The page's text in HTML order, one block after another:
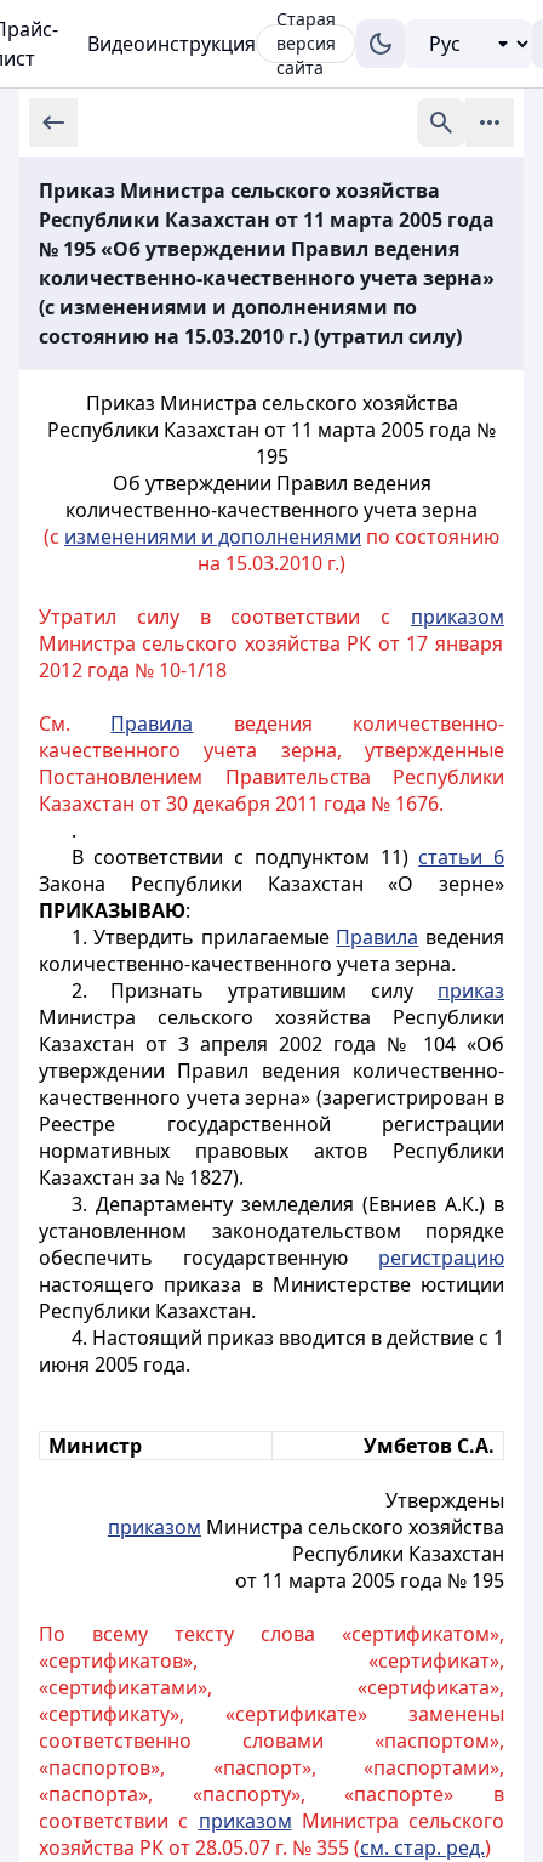
Видеоинструкция
Старая
версия
сайта
Приказ Министра сельского хозяйства
Республики Казахстан от 11 марта 2005 года
№ 195 «Об утверждении Правил ведения
количественно-качественного учета зерна»
(с изменениями и дополнениями по
состоянию на 15.03.2010 г.) (утратил силу)
Приказ Министра сельского хозяйства
Республики Казахстан от 11 марта 2005 года №
195
Об утверждении Правил ведения
количественно-качественного учета зерна
(с изменениями и дополнениями по состоянию
на 15.03.2010 г.)
Утратил силу в соответствии с приказом
Министра сельского хозяйства РК от 17 января
2012 года № 10-1/18
См. Правила ведения количественно-
качественного учета зерна, утвержденные
Постановлением Правительства Республики
Казахстан от 30 декабря 2011 года № 1676.
.
В соответствии с подпунктом 11) статьи 6
Закона Республики Казахстан «О зерне»
ПРИКАЗЫВАЮ:
1. Утвердить прилагаемые Правила ведения
количественно-качественного учета зерна.
2. Признать утратившим силу приказ
Министра сельского хозяйства Республики
Казахстан от 3 апреля 2002 года № 104 «Об
утверждении Правил ведения количественно-
качественного учета зерна» (зарегистрирован в
Реестре государственной регистрации
нормативных правовых актов Республики
Казахстан за № 1827).
3. Департаменту земледелия (Евниев А.К.) в
установленном законодательством порядке
обеспечить государственную регистрацию
настоящего приказа в Министерстве юстиции
Республики Казахстан.
4. Настоящий приказ вводится в действие с 1
июня 2005 года.
Министр Умбетов С.А.
Утверждены
приказом Министра сельского хозяйства
Республики Казахстан
от 11 марта 2005 года № 195
По всему тексту слова «сертификатом»,
«сертификатов», «сертификат»,
«сертификатами», «сертификата»,
«сертификату», «сертификате» заменены
соответственно словами «паспортом»,
«паспортов», «паспорт», «паспортами»,
«паспорта», «паспорту», «паспорте» в
соответствии с приказом Министра сельского
хозяйства РК от 28.05.07 г. № 355 (см. стар. ред.)